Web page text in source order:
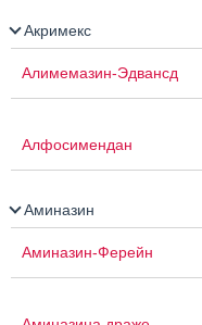
Акримекс
Алимемазин-Эдвансд
Алфосимендан
Аминазин
Аминазин-Ферейн